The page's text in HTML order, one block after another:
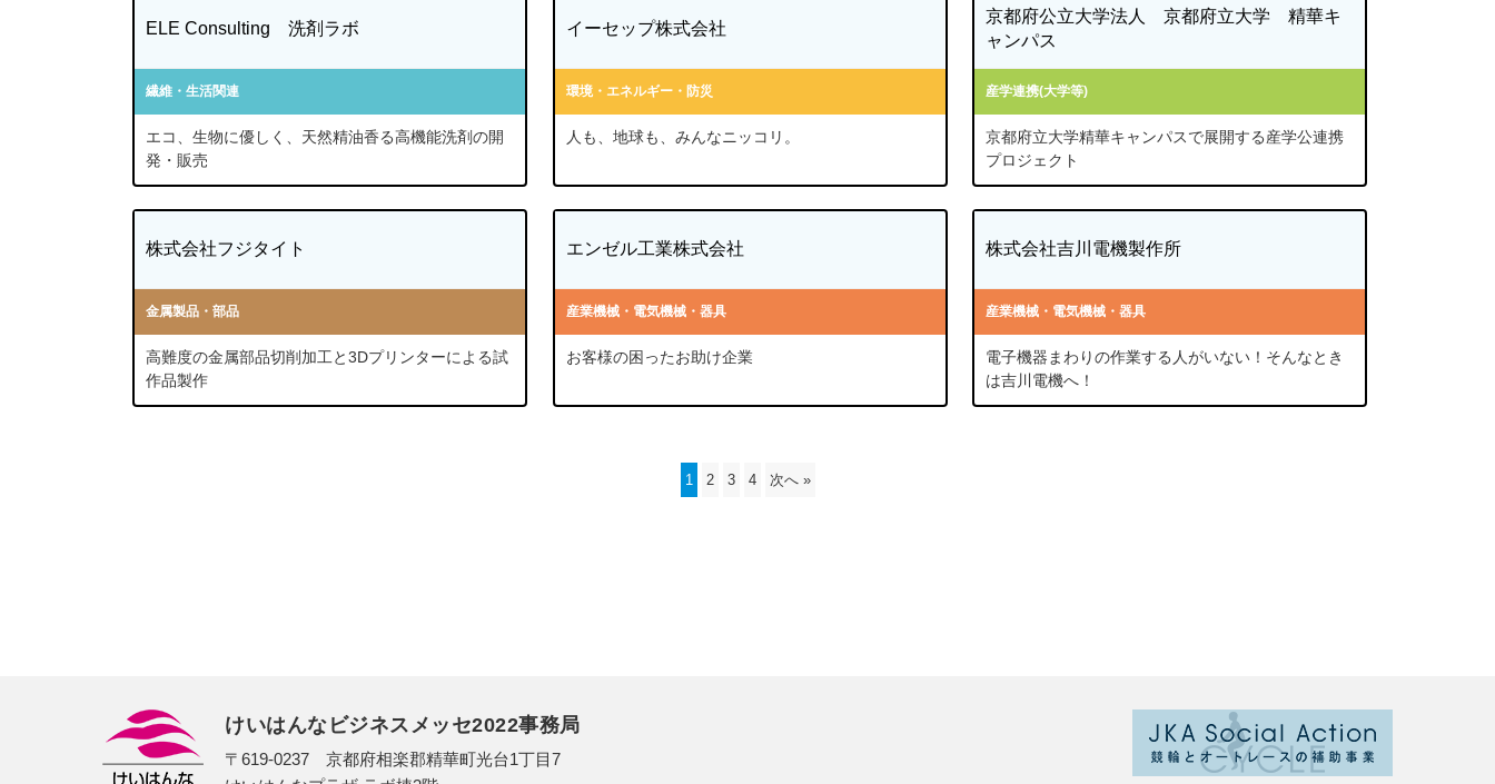
ELE Consulting 洗剤ラボ
繊維・生活関連
エコ、生物に優しく、天然精油香る高機能洗剤の開
発・販売
イーセップ株式会社
環境・エネルギー・防災
人も、地球も、みんなニッコリ。
京都府公立大学法人 京都府立大学 精華キ
ャンパス
産学連携(大学等)
京都府立大学精華キャンパスで展開する産学公連携
プロジェクト
株式会社フジタイト
金属製品・部品
高難度の金属部品切削加工と3Dプリンターによる試
作品製作
エンゼル工業株式会社
産業機械・電気機械・器具
お客様の困ったお助け企業
株式会社吉川電機製作所
産業機械・電気機械・器具
電子機器まわりの作業する人がいない！そんなとき
は吉川電機へ！
1 2 3 4 次へ »
けいはんなビジネスメッセ2022事務局
〒619-0237 京都府相楽郡精華町光台1丁目7